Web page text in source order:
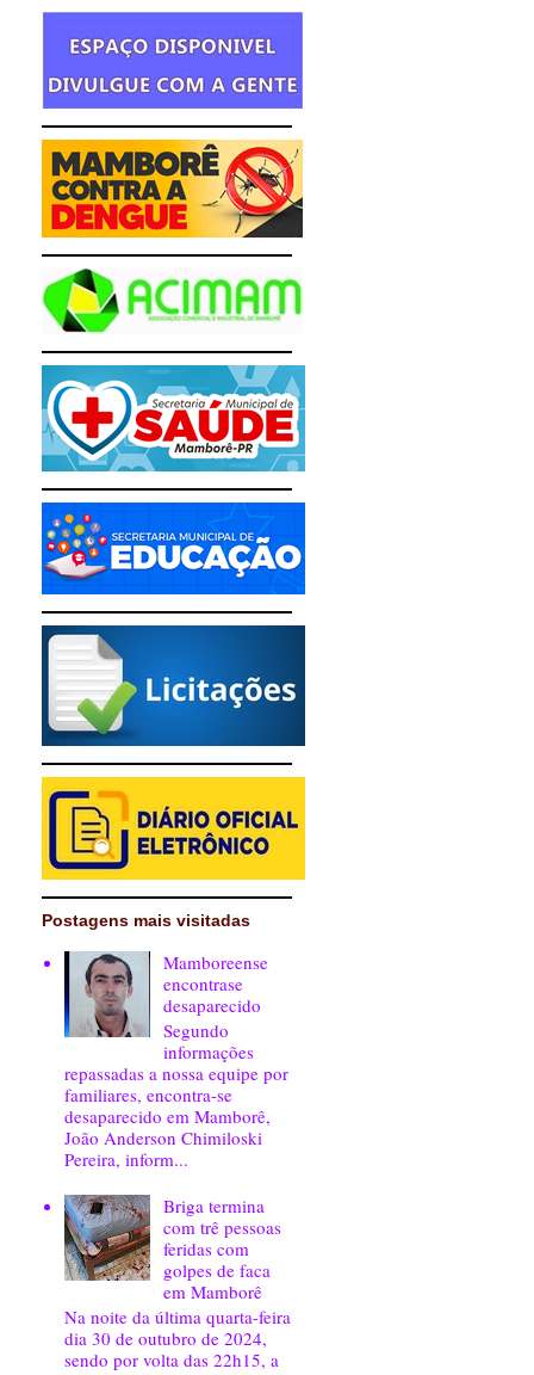
Postagens mais visitadas
Mamboreense
encontrase
desaparecido
Segundo
informações
repassadas a nossa equipe por
familiares, encontra-se
desaparecido em Mamborê,
João Anderson Chimiloski
Pereira, inform...
Briga termina
com trê pessoas
feridas com
golpes de faca
em Mamborê
Na noite da última quarta-feira
dia 30 de outubro de 2024,
sendo por volta das 22h15, a